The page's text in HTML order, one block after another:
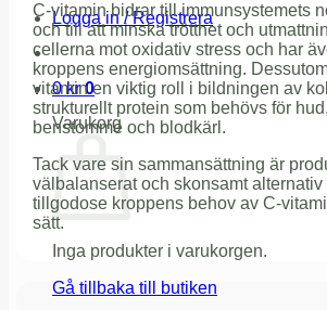
Logga in / Registrera
0kr 0
Varukorg
Inga produkter i varukorgen.
Gå tillbaka till butiken
C-vitamin bidrar till immunsystemets
och till att minska trötthet och
cellerna mot oxidativ stress och har
kroppens energiomsättning.
vitamin en viktig roll i bildningen av
strukturellt protein som behövs för
benstomme och blodkärl.
Tack vare sin sammansättning är
välbalanserat och skonsamt alternativ
tillgodose kroppens behov av C-
sätt.